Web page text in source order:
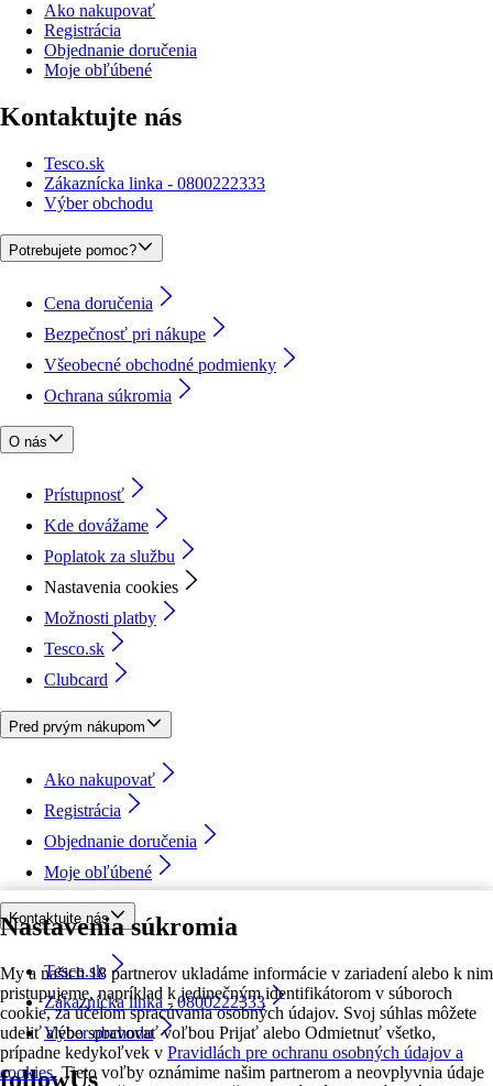
Nastavenia súkromia
My a našich 18 partnerov ukladáme informácie v zariadení alebo k nim
pristupujeme, napríklad k jedinečným identifikátorom v súboroch
cookie, za účelom spracúvania osobných údajov. Svoj súhlas môžete
udeliť alebo spravovať voľbou Prijať alebo Odmietnuť všetko,
prípadne kedykoľvek v Pravidlách pre ochranu osobných údajov a
cookies. Tieto voľby oznámime našim partnerom a neovplyvnia údaje
Ako nakupovať
Registrácia
Objednanie doručenia
Moje obľúbené
Kontaktujte nás
Tesco.sk
Zákaznícka linka - 0800222333
Výber obchodu
Potrebujete pomoc?
Cena doručenia
Bezpečnosť pri nákupe
Všeobecné obchodné podmienky
Ochrana súkromia
O nás
Prístupnosť
Kde dovážame
Poplatok za službu
Nastavenia cookies
Možnosti platby
Tesco.sk
Clubcard
Pred prvým nákupom
Ako nakupovať
Registrácia
Objednanie doručenia
Moje obľúbené
Kontaktujte nás
Tesco.sk
Zákaznícka linka - 0800222333
Výber obchodu
followUs